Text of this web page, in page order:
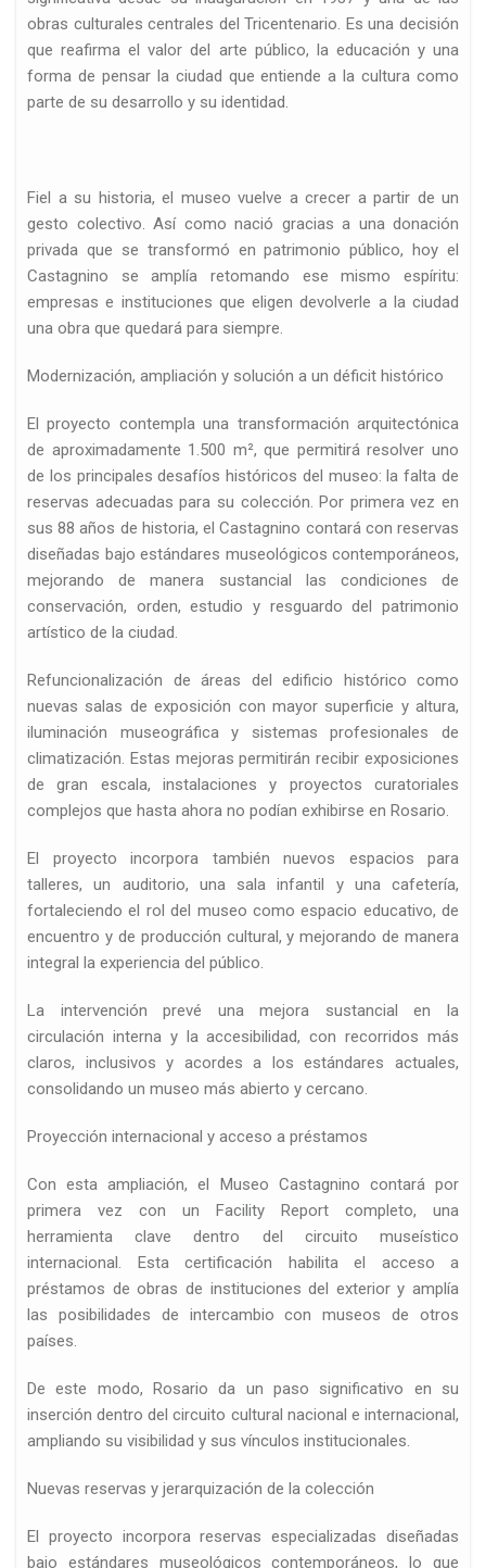
obras culturales centrales del Tricentenario. Es una decisión
que reafirma el valor del arte público, la educación y una
forma de pensar la ciudad que entiende a la cultura como
parte de su desarrollo y su identidad.
Fiel a su historia, el museo vuelve a crecer a partir de un
gesto colectivo. Así como nació gracias a una donación
privada que se transformó en patrimonio público, hoy el
Castagnino se amplía retomando ese mismo espíritu:
empresas e instituciones que eligen devolverle a la ciudad
una obra que quedará para siempre.
Modernización, ampliación y solución a un déficit histórico
El proyecto contempla una transformación arquitectónica
de aproximadamente 1.500 m², que permitirá resolver uno
de los principales desafíos históricos del museo: la falta de
reservas adecuadas para su colección. Por primera vez en
sus 88 años de historia, el Castagnino contará con reservas
diseñadas bajo estándares museológicos contemporáneos,
mejorando de manera sustancial las condiciones de
conservación, orden, estudio y resguardo del patrimonio
artístico de la ciudad.
Refuncionalización de áreas del edificio histórico como
nuevas salas de exposición con mayor superficie y altura,
iluminación museográfica y sistemas profesionales de
climatización. Estas mejoras permitirán recibir exposiciones
de gran escala, instalaciones y proyectos curatoriales
complejos que hasta ahora no podían exhibirse en Rosario.
El proyecto incorpora también nuevos espacios para
talleres, un auditorio, una sala infantil y una cafetería,
fortaleciendo el rol del museo como espacio educativo, de
encuentro y de producción cultural, y mejorando de manera
integral la experiencia del público.
La intervención prevé una mejora sustancial en la
circulación interna y la accesibilidad, con recorridos más
claros, inclusivos y acordes a los estándares actuales,
consolidando un museo más abierto y cercano.
Proyección internacional y acceso a préstamos
Con esta ampliación, el Museo Castagnino contará por
primera vez con un Facility Report completo, una
herramienta clave dentro del circuito museístico
internacional. Esta certificación habilita el acceso a
préstamos de obras de instituciones del exterior y amplía
las posibilidades de intercambio con museos de otros
países.
De este modo, Rosario da un paso significativo en su
inserción dentro del circuito cultural nacional e internacional,
ampliando su visibilidad y sus vínculos institucionales.
Nuevas reservas y jerarquización de la colección
El proyecto incorpora reservas especializadas diseñadas
bajo estándares museológicos contemporáneos, lo que